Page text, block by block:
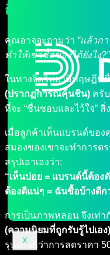
X
ถือ”
คุณอาจจะถามว่า “แล้วก
ทำให้เขาซื้อของได้ยังไง?”
ในทางจิตวิทยามีทฤษฎีที่ชื่
(ปรากฏการณ์คุ้นชิน) ครั
ที่จะ “ชื่นชอบและไว้ใจ”
เมื่อลูกค้าเห็นแบรนด์ของ
สมองของเขาจะทำการต
สรุปเอาเองว่า:
“เห็นบ่อย = แบรนด์นี้ต้อง
ต้องดีแน่ๆ = ฉันซื้อบ้างดีก
การเป็นภาพหลอน จึงเท่า
(ความนิยมที่ถูกรับรู้ไปเอง)
รุนแรงกว่าการลดราคา